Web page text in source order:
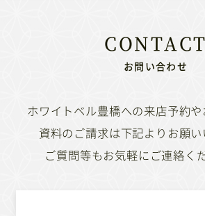
お問い合わせ
ホワイトベル豊橋への来店予約や
資料のご請求は下記よりお願い
ご質問等もお気軽にご連絡く